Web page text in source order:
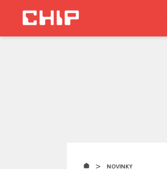
> NOVINKY